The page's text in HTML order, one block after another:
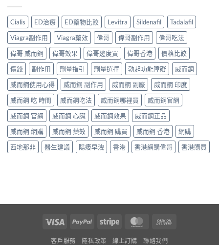
Cialis ED治療 ED藥物比較 Levitra Sildenafil
Tadalafil
Viagra副作用
Viagra藥效 偉哥 偉哥副作用
偉哥吃法
偉哥 威而鋼
偉哥效果 偉哥邊度買 偉哥香港
價格比較
價錢
副作用 劑量指引 劑量選擇 勃起功能障礙
威而鋼
威而鋼使用心得
威而鋼 副作用 威而鋼 副廠
威而鋼 印度
威而鋼 吃 時間
威而鋼吃法 威而鋼哪裡買
威而鋼官網
威而鋼 官網
威而鋼 心臟 威而鋼效果
威而鋼正品
威而鋼 網購
威而鋼 藥效 威而鋼 購買 威而鋼 香港
網購
西地那非
醫生建議 陽痿早洩 香港 香港網購偉哥 香港購買
Visa PayPal Stripe MasterCard
客戶服務 隱私政策 線上訂購 聯絡我們